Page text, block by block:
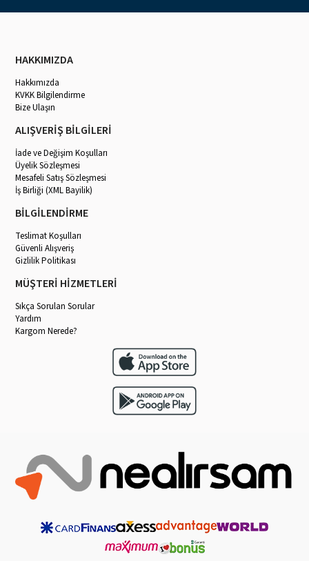
HAKKIMIZDA
Hakkımızda
KVKK Bilgilendirme
Bize Ulaşın
ALIŞVERİŞ BİLGİLERİ
İade ve Değişim Koşulları
Üyelik Sözleşmesi
Mesafeli Satış Sözleşmesi
İş Birliği (XML Bayilik)
BİLGİLENDİRME
Teslimat Koşulları
Güvenli Alışveriş
Gizlilik Politikası
MÜŞTERİ HİZMETLERİ
Sıkça Sorulan Sorular
Yardım
Kargom Nerede?